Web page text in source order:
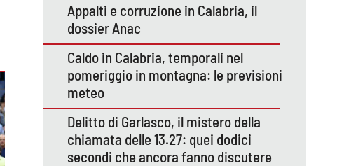
Appalti e corruzione in Calabria, il
dossier Anac
Caldo in Calabria, temporali nel
pomeriggio in montagna: le previsioni
meteo
Delitto di Garlasco, il mistero della
chiamata delle 13.27: quei dodici
secondi che ancora fanno discutere